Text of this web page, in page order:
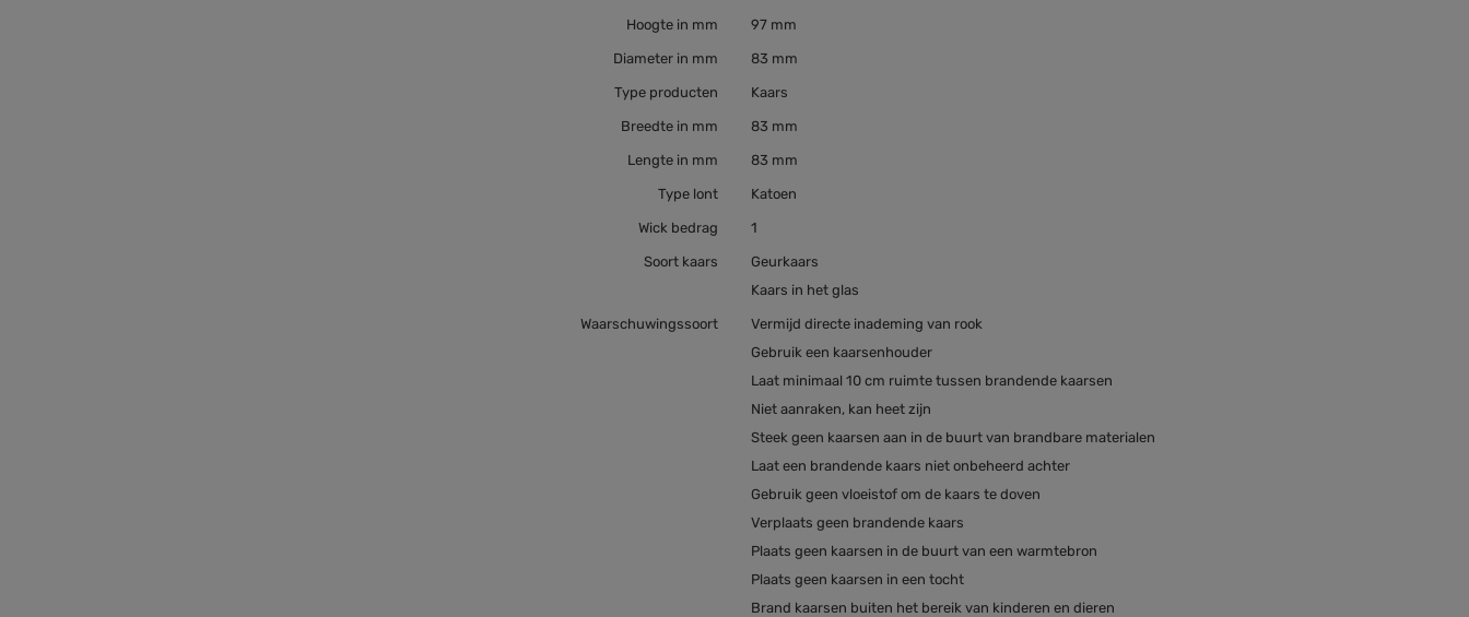
Hoogte in mm 97 mm
Diameter in mm 83 mm
Type producten Kaars
Breedte in mm 83 mm
Lengte in mm 83 mm
Type lont Katoen
Wick bedrag 1
Soort kaars
Geurkaars
Kaars in het glas
Waarschuwingssoort
Vermijd directe inademing van rook
Gebruik een kaarsenhouder
Laat minimaal 10 cm ruimte tussen brandende kaarsen
Niet aanraken, kan heet zijn
Steek geen kaarsen aan in de buurt van brandbare materialen
Laat een brandende kaars niet onbeheerd achter
Gebruik geen vloeistof om de kaars te doven
Verplaats geen brandende kaars
Plaats geen kaarsen in de buurt van een warmtebron
Plaats geen kaarsen in een tocht
Brand kaarsen buiten het bereik van kinderen en dieren